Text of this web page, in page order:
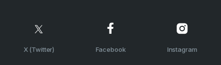
X (Twitter) Facebook Instagram